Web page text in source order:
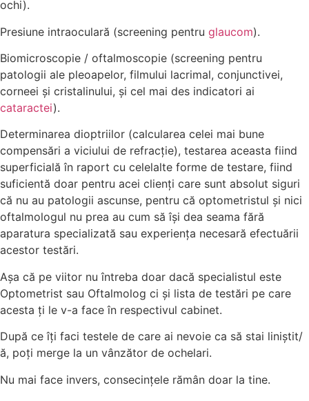
ochi).
Presiune intraoculară (screening pentru glaucom).
Biomicroscopie / oftalmoscopie (screening pentru
patologii ale pleoapelor, filmului lacrimal, conjunctivei,
corneei și cristalinului, și cel mai des indicatori ai
cataractei).
Determinarea dioptriilor (calcularea celei mai bune
compensări a viciului de refracție), testarea aceasta fiind
superficială în raport cu celelalte forme de testare, fiind
suficientă doar pentru acei clienți care sunt absolut siguri
că nu au patologii ascunse, pentru că optometristul și nici
oftalmologul nu prea au cum să își dea seama fără
aparatura specializată sau experiența necesară efectuării
acestor testări.
Așa că pe viitor nu întreba doar dacă specialistul este
Optometrist sau Oftalmolog ci și lista de testări pe care
acesta ți le v-a face în respectivul cabinet.
După ce îți faci testele de care ai nevoie ca să stai liniștit/
ă, poți merge la un vânzător de ochelari.
Nu mai face invers, consecințele rămân doar la tine.